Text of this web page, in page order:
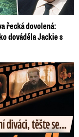
řecká dovolená:
dováděla Jackie s
a žhavé novinky